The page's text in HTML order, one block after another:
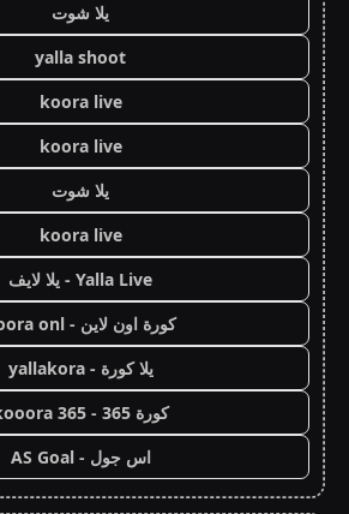
يلا شوت
yalla shoot
koora live
koora live
يلا شوت
koora live
Yalla Live - يلا لايف
كورة اون لاين - koora onl
يلا كورة - yallakora
كورة 365 - kooora 365
اس جول - AS Goal